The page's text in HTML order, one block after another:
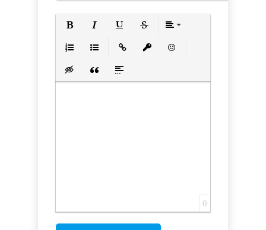
Вставка скрытого текста
Вставка цитаты
Вставка спойлера
0